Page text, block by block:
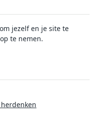
jezelf en je site te
te nemen.